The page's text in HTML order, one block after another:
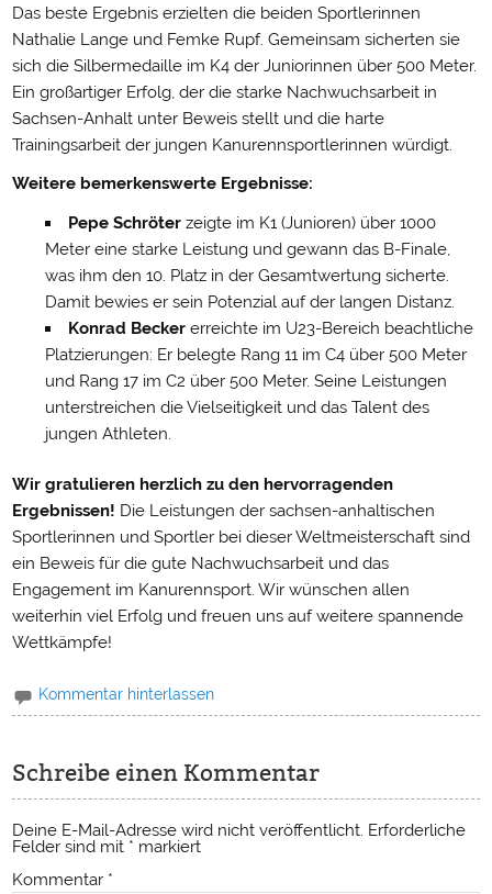
Das beste Ergebnis erzielten die beiden Sportlerinnen
Nathalie Lange und Femke Rupf. Gemeinsam sicherten sie
sich die Silbermedaille im K4 der Juniorinnen über 500 Meter.
Ein großartiger Erfolg, der die starke Nachwuchsarbeit in
Sachsen-Anhalt unter Beweis stellt und die harte
Trainingsarbeit der jungen Kanurennsportlerinnen würdigt.
Weitere bemerkenswerte Ergebnisse:
Pepe Schröter zeigte im K1 (Junioren) über 1000
Meter eine starke Leistung und gewann das B-Finale,
was ihm den 10. Platz in der Gesamtwertung sicherte.
Damit bewies er sein Potenzial auf der langen Distanz.
Konrad Becker erreichte im U23-Bereich beachtliche
Platzierungen: Er belegte Rang 11 im C4 über 500 Meter
und Rang 17 im C2 über 500 Meter. Seine Leistungen
unterstreichen die Vielseitigkeit und das Talent des
jungen Athleten.
Wir gratulieren herzlich zu den hervorragenden
Ergebnissen! Die Leistungen der sachsen-anhaltischen
Sportlerinnen und Sportler bei dieser Weltmeisterschaft sind
ein Beweis für die gute Nachwuchsarbeit und das
Engagement im Kanurennsport. Wir wünschen allen
weiterhin viel Erfolg und freuen uns auf weitere spannende
Wettkämpfe!
Kommentar hinterlassen
Schreibe einen Kommentar
Deine E-Mail-Adresse wird nicht veröffentlicht. Erforderliche
Felder sind mit * markiert
Kommentar *